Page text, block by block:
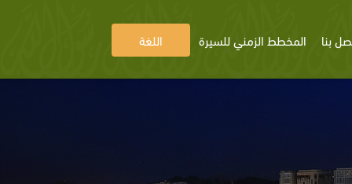
بنا المخطط الزمني للسيرة اللغة